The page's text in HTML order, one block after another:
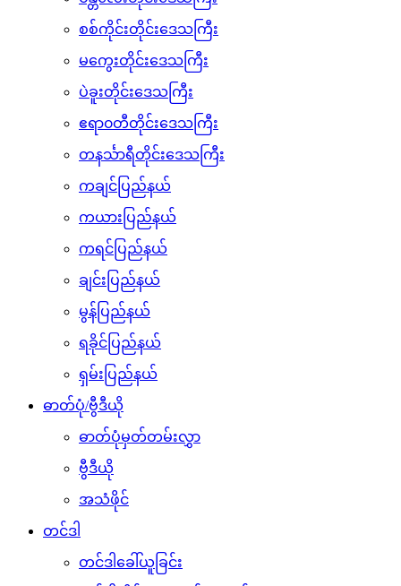
စစ်ကိုင်းတိုင်းဒေသကြီး
မကွေးတိုင်းဒေသကြီး
ပဲခူးတိုင်းဒေသကြီး
ဧရာ၀တီတိုင်းဒေသကြီး
တနင်္သာရီတိုင်းဒေသကြီး
ကချင်ပြည်နယ်
ကယားပြည်နယ်
ကရင်ပြည်နယ်
ချင်းပြည်နယ်
မွန်ပြည်နယ်
ရခိုင်ပြည်နယ်
ရှမ်းပြည်နယ်
ဓာတ်ပုံ/ဗွီဒီယို
ဓာတ်ပုံမှတ်တမ်းလွှာ
ဗွီဒီယို
အသံဖိုင်
တင်ဒါ
တင်ဒါခေါ်ယူခြင်း